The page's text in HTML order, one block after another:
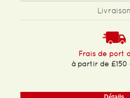
Livraison
Frais de port
à partir de